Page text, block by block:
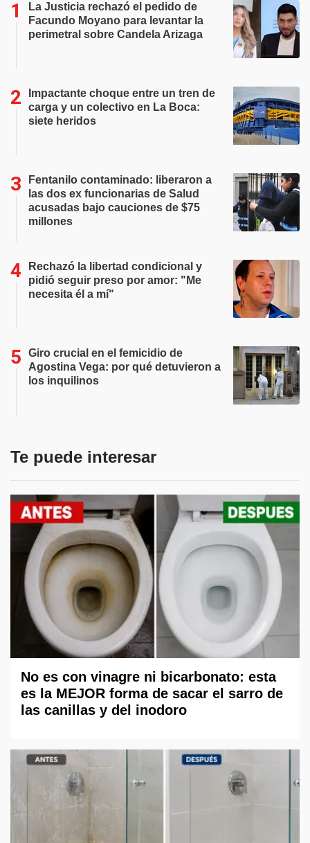
La Justicia rechazó el pedido de
Facundo Moyano para levantar la
perimetral sobre Candela Arizaga
Impactante choque entre un tren de
carga y un colectivo en La Boca:
siete heridos
Fentanilo contaminado: liberaron a
las dos ex funcionarias de Salud
acusadas bajo cauciones de $75
millones
Rechazó la libertad condicional y
pidió seguir preso por amor: "Me
necesita él a mí"
Giro crucial en el femicidio de
Agostina Vega: por qué detuvieron a
los inquilinos
Te puede interesar
No es con vinagre ni bicarbonato: esta
es la MEJOR forma de sacar el sarro de
las canillas y del inodoro